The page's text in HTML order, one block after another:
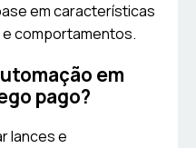
em características
comportamentos.
em
pago?
lances e